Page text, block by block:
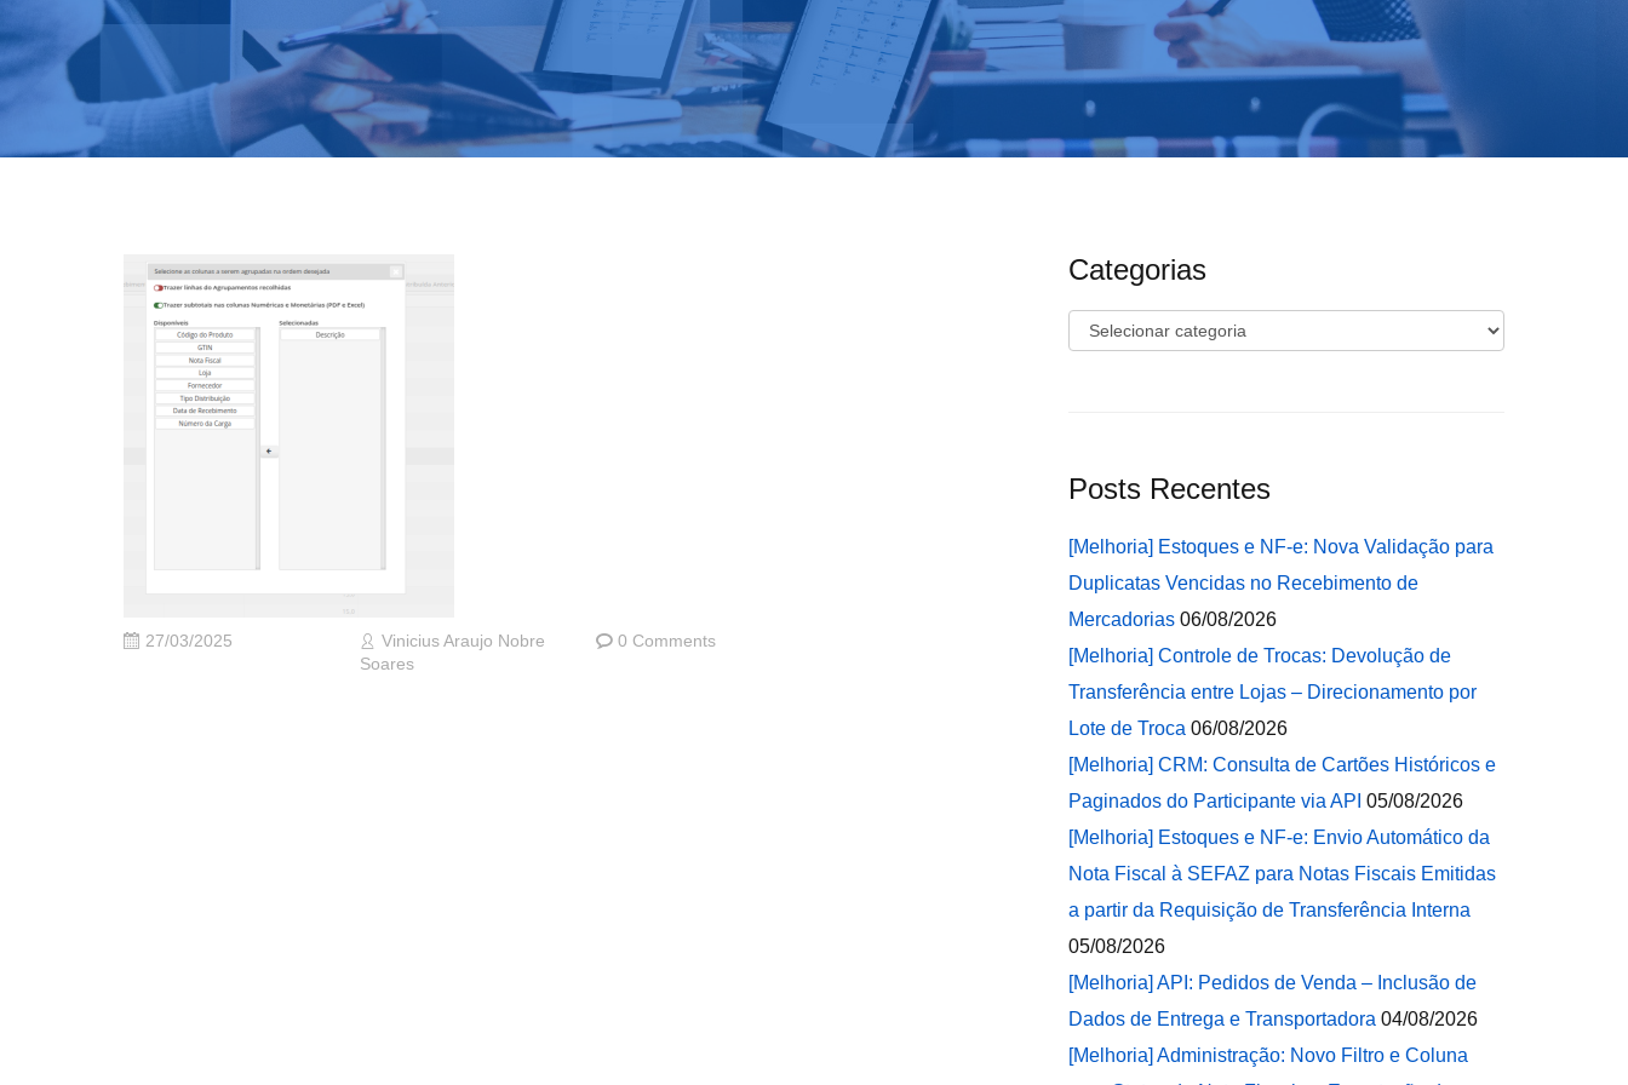
27/03/2025
Vinicius Araujo Nobre
Soares
0 Comments
Categorias
Categorias
Posts Recentes
[Melhoria] Estoques e NF-e: Nova Validação para
Duplicatas Vencidas no Recebimento de
Mercadorias 06/08/2026
[Melhoria] Controle de Trocas: Devolução de
Transferência entre Lojas – Direcionamento por
Lote de Troca 06/08/2026
[Melhoria] CRM: Consulta de Cartões Históricos e
Paginados do Participante via API 05/08/2026
[Melhoria] Estoques e NF-e: Envio Automático da
Nota Fiscal à SEFAZ para Notas Fiscais Emitidas
a partir da Requisição de Transferência Interna
05/08/2026
[Melhoria] API: Pedidos de Venda – Inclusão de
Dados de Entrega e Transportadora 04/08/2026
[Melhoria] Administração: Novo Filtro e Coluna